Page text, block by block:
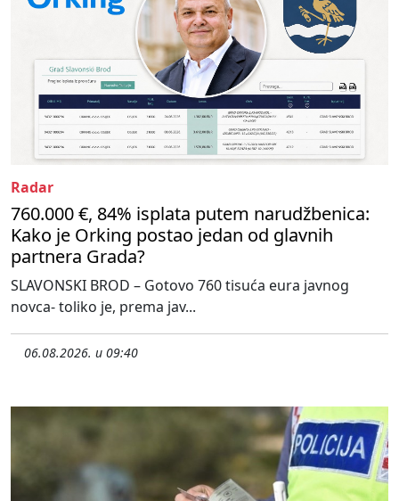
Radar
760.000 €, 84% isplata putem narudžbenica:
Kako je Orking postao jedan od glavnih
partnera Grada?
SLAVONSKI BROD – Gotovo 760 tisuća eura javnog
novca- toliko je, prema jav...
06.08.2026. u 09:40